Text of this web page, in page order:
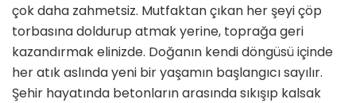
için
çok daha zahmetsiz. Mutfaktan çıkan her şeyi çöp
torbasına doldurup atmak yerine, toprağa geri
kazandırmak elinizde. Doğanın kendi döngüsü içinde
her atık aslında yeni bir yaşamın başlangıcı sayılır.
Şehir hayatında betonların arasında sıkışıp kalsak